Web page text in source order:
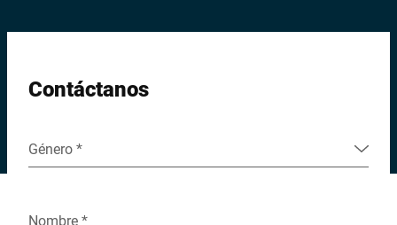
Contáctanos
Género *
Nombre *